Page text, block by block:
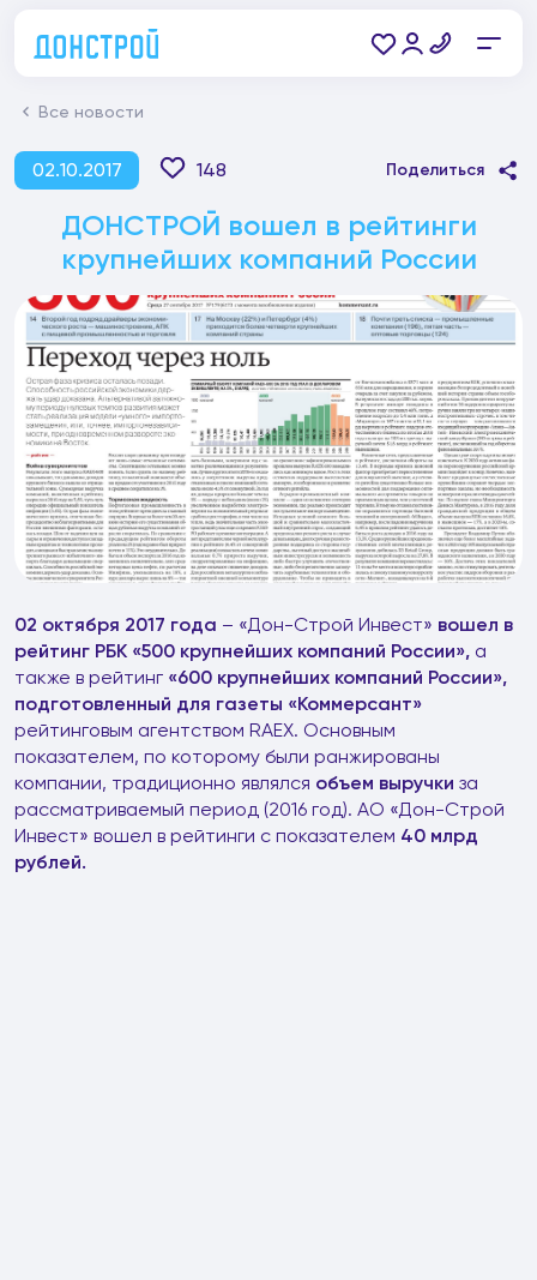
Все новости
02.10.2017 148 Поделиться
ДОНСТРОЙ вошел в рейтинги
крупнейших компаний России
02 октября 2017 года – «Дон-Строй Инвест» вошел в
рейтинг РБК «500 крупнейших компаний России», а
также в рейтинг «600 крупнейших компаний России»,
подготовленный для газеты «Коммерсант»
рейтинговым агентством RAEX. Основным
показателем, по которому были ранжированы
компании, традиционно являлся объем выручки за
рассматриваемый период (2016 год). АО «Дон-Строй
Инвест» вошел в рейтинги с показателем 40 млрд
рублей.